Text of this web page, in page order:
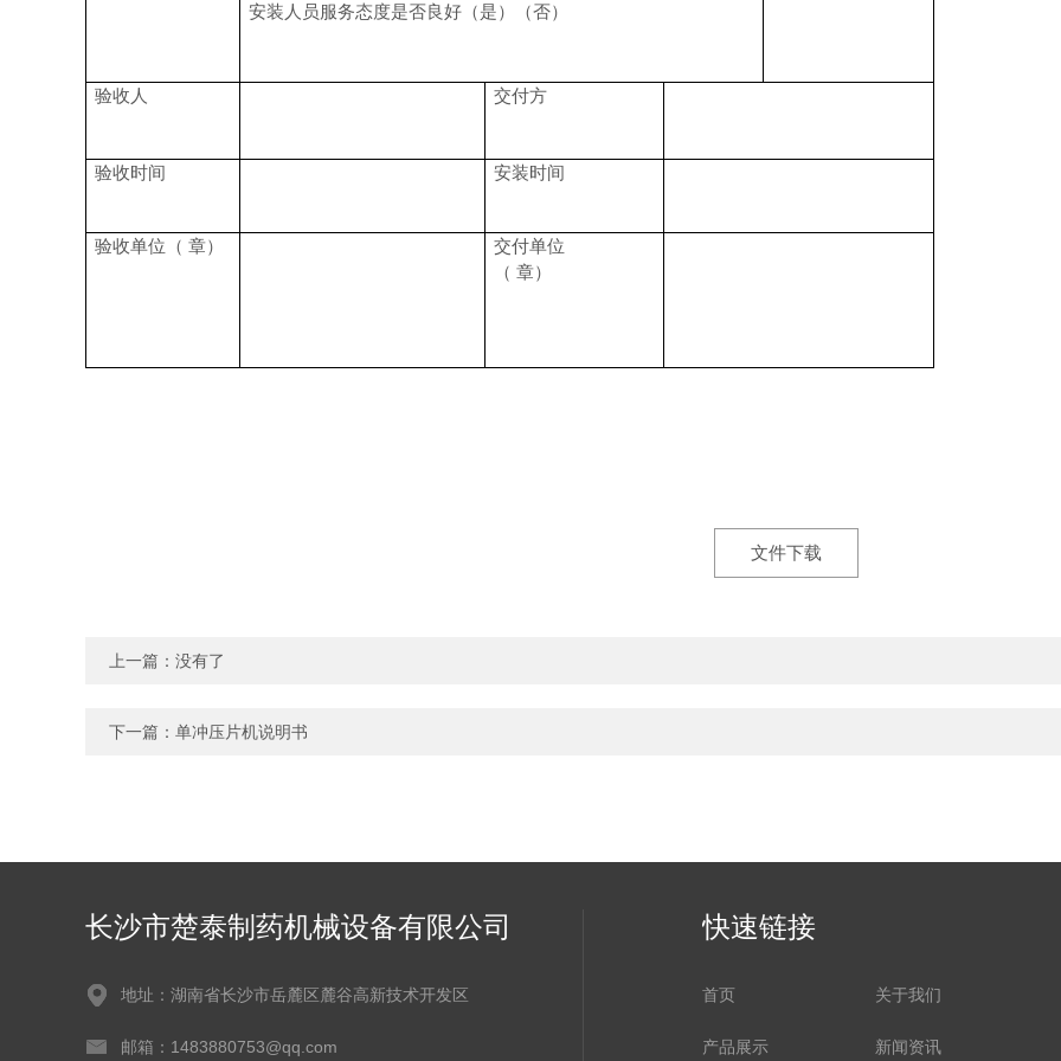
安装人员服务态度是否良好（是）（否）
验收人 交付方
验收时间 安装时间
验收单位（ 章）
交付单位
（ 章）
文件下载
上一篇：没有了
下一篇： 单冲压片机说明书
长沙市楚泰制药机械设备有限公司
地址：湖南省长沙市岳麓区麓谷高新技术开发区
邮箱：1483880753@qq.com
快速链接
首页 关于我们
产品展示 新闻资讯